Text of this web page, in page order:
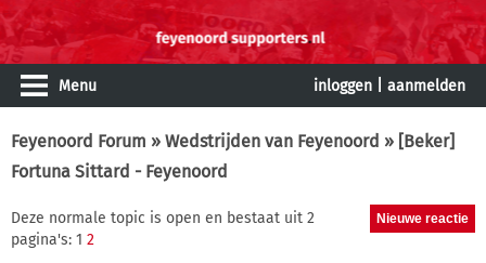
Menu inloggen aanmelden
Feyenoord Forum » Wedstrijden van Feyenoord » [Beker]
Fortuna Sittard - Feyenoord
Deze normale topic is open en bestaat uit 2
pagina's: 1 2